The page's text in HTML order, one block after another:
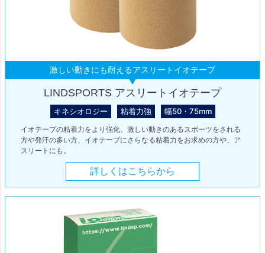
激しい動きにも耐えるアスリートイオテープ
LINDSPORTS アスリートイオテープ
キネシオロジー 粘着力強 幅50・75mm
イオテープの粘着力をより強化。激しい動きのあるスポーツをされる
方や発汗の多い方、イオテープにさらなる粘着力をお求めの方や、ア
スリートにも。
詳しくはこちらから